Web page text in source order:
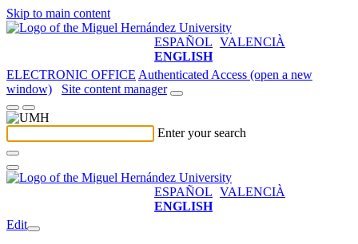
Skip to main content
ESPAÑOL VALENCIÀ
ENGLISH
ELECTRONIC OFFICE Authenticated Access (open a new
window)
Site content manager
Enter your search
ESPAÑOL VALENCIÀ
ENGLISH
Edit